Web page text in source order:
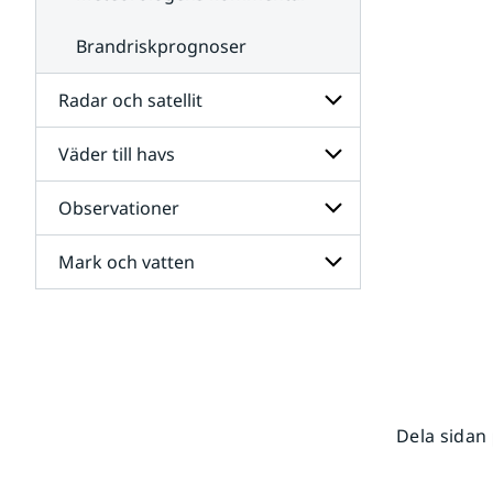
Brandriskprognoser
Radar och satellit
Undersidor
för
Radar
och
satellit
Väder till havs
Undersidor
för
Väder
till
havs
Observationer
Undersidor
för
Mark och vatten
Dela sidan